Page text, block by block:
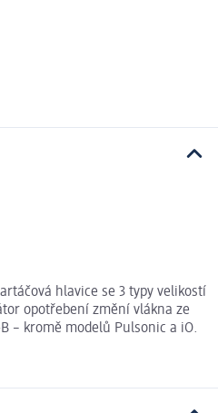
hlavice se 3 typy velikostí
opotřebení změní vlákna ze
– kromě modelů Pulsonic a iO.